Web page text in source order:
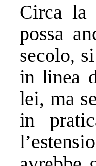
Circa la
possa
secolo,
in linea
lei, ma
in